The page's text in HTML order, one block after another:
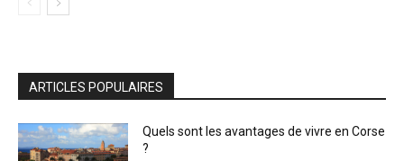
ARTICLES POPULAIRES
Quels sont les avantages de vivre en Corse
?